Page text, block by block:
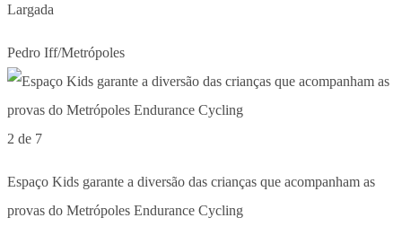
Largada
Pedro Iff/Metrópoles
2 de 7
Espaço Kids garante a diversão das crianças que acompanham as
provas do Metrópoles Endurance Cycling